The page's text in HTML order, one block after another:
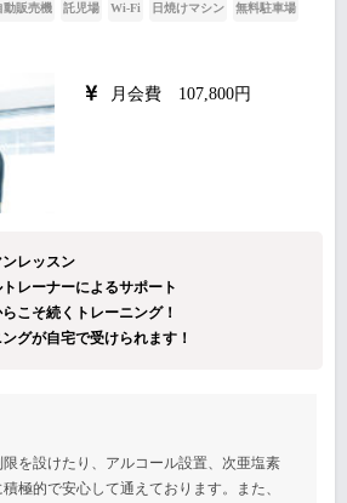
動販売機 託児場 Wi-Fi 日焼けマシン 無料駐車場
月会費 107,800円
レッスン
レーナーによるサポート
こそ続くトレーニング！
グが自宅で受けられます！
を設けたり、アルコール設置、次亜塩素
極的で安心して通えております。また、